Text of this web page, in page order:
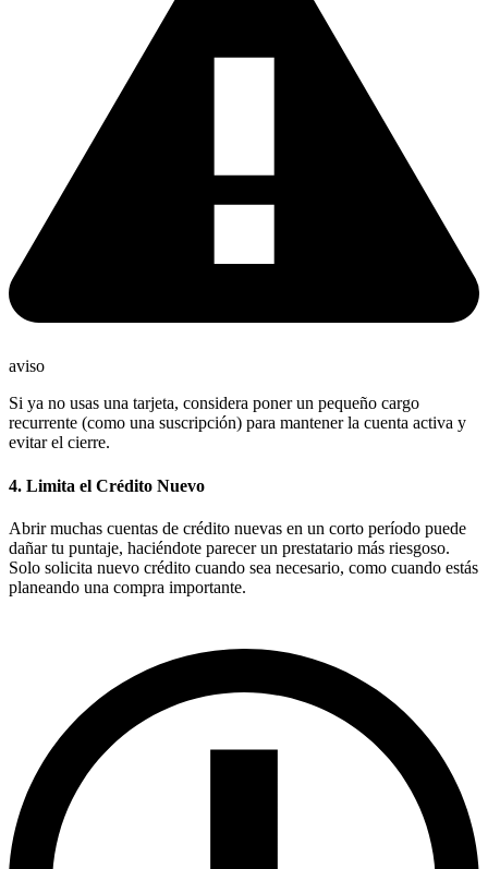
aviso
Si ya no usas una tarjeta, considera poner un pequeño cargo
recurrente (como una suscripción) para mantener la cuenta activa y
evitar el cierre.
4. Limita el Crédito Nuevo
Abrir muchas cuentas de crédito nuevas en un corto período puede
dañar tu puntaje, haciéndote parecer un prestatario más riesgoso.
Solo solicita nuevo crédito cuando sea necesario, como cuando estás
planeando una compra importante.